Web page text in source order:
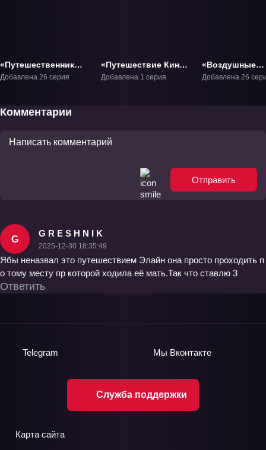
«Путешественник
Гокудо» ТВ-1
Добавлена 26 серия
«Путешествие Кино:
Прекрасный мир -
Добавлена 1 серия
«Воздушные
пираты» ТВ-1
Добавлена 26
Комментарии
Отправить
G
G R E S H N I K
2025-12-30 18:35:49
Ябы неназвал это путешествием Элайн она просто проходить п
о тому месту пр которой ходила её мать.Так что ставлю 3
Ответить
Служба поддержки
Telegram Мы Вконтакте
Карта сайта